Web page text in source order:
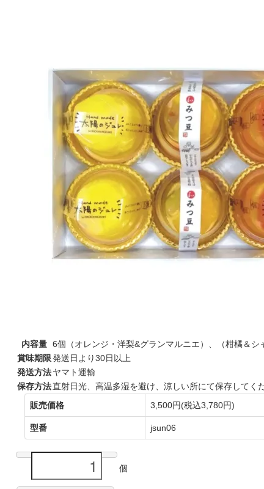
内容量 6個（オレンジ・洋梨&グランマルニエ）、（柑橘＆シ
賞味期限発送日より30日以上
発送方法ヤマト運輸
保存方法直射日光、高温多湿を避け、涼しい所にて保存してくだ
販売価格
3,500円(税込3,780円)
型番 jsun06
個